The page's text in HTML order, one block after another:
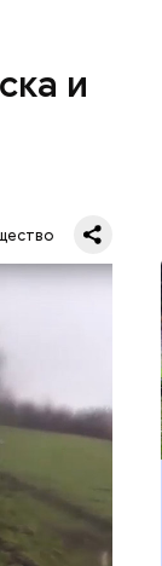
и
ивсе
как
с